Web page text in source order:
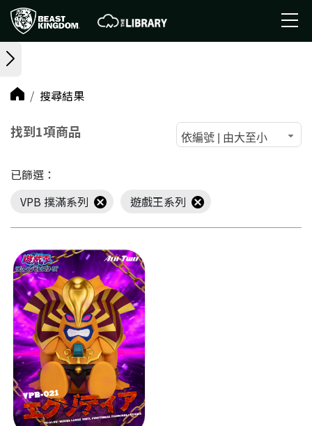
搜尋結果
找到1項商品 依編號 | 由大至小
已篩選：
VPB 撲滿系列
遊戲王系列